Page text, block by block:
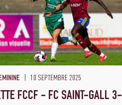
10 SEPTEMBRE 2025
FCCF - FC SAINT-GALL 3-